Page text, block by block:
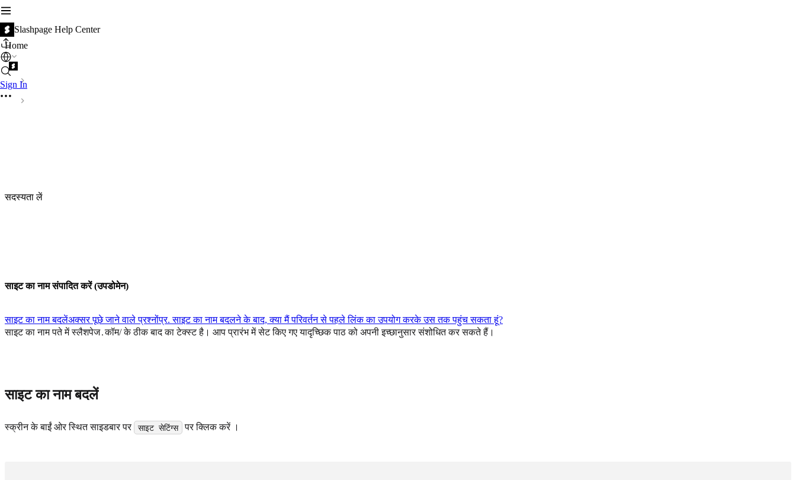
Slashpage Help Center
Sign In
Home
सदस्यता लें
साइट का नाम संपादित करें (उपडोमेन)
साइट का नाम बदलेंअक्सर पूछे जाने वाले प्रश्नोंप्र. साइट का नाम बदलने के बाद, क्या मैं परिवर्तन से पहले लिंक का उपयोग करके उस तक पहुंच सकता हूं?
साइट का नाम पते में स्लैशपेज․कॉम/ के ठीक बाद का टेक्स्ट है। आप प्रारंभ में सेट किए गए यादृच्छिक पाठ को अपनी इच्छानुसार संशोधित कर सकते हैं।
साइट का नाम बदलें
स्क्रीन के बाईं ओर स्थित साइडबार पर साइट सेटिंग्स पर क्लिक करें ।